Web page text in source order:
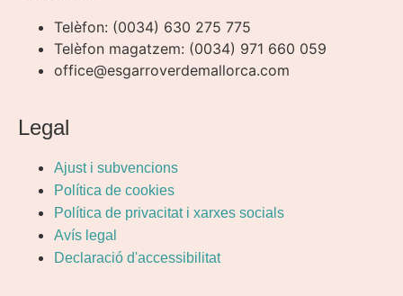
Telèfon: (0034) 630 275 775
Telèfon magatzem: (0034) 971 660 059
office@esgarroverdemallorca.com
Legal
Ajust i subvencions
Política de cookies
Política de privacitat i xarxes socials
Avís legal
Declaració d'accessibilitat